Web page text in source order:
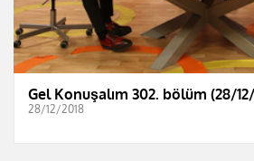
Gel Konuşalım 302. bölüm (28/
28/12/2018